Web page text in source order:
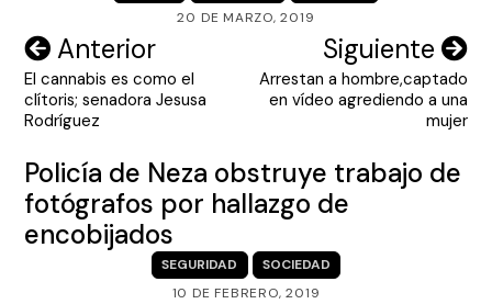
20 DE MARZO, 2019
Navegación
de
entradas
Anterior
El cannabis es como el
clítoris; senadora Jesusa
Rodríguez
Siguiente
Arrestan a hombre,captado
en vídeo agrediendo a una
mujer
Policía de Neza obstruye trabajo de
fotógrafos por hallazgo de
encobijados
SEGURIDAD
SOCIEDAD
10 DE FEBRERO, 2019